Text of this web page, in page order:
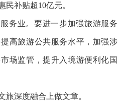
民补贴超10亿元。
务业。要进一步加强旅游服务
高旅游公共服务水平，加强涉
场监管，提升入境游便利化国
旅深度融合上做文章。